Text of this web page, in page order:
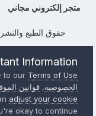
متجر إلكتروني مجاني
حقوق الطبع والنشر
Information
to ourTerms of Use
الخصوصيه, قوانين
adjust your cookie
okay to continue..